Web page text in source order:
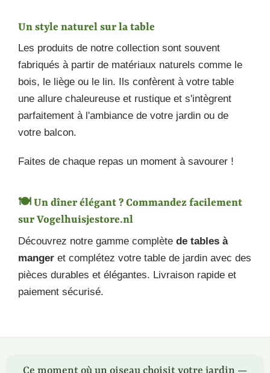
Un style naturel sur la table
Les produits de notre collection sont souvent
fabriqués à partir de matériaux naturels comme le
bois, le liège ou le lin. Ils confèrent à votre table
une allure chaleureuse et rustique et s'intègrent
parfaitement à l'ambiance de votre jardin ou de
votre balcon.
Faites de chaque repas un moment à savourer !
🍽️ Un dîner élégant ? Commandez facilement
sur Vogelhuisjestore.nl
Découvrez notre gamme complète de tables à
manger et complétez votre table de jardin avec des
pièces durables et élégantes. Livraison rapide et
paiement sécurisé.
Ce moment où un oiseau choisit votre jardin —